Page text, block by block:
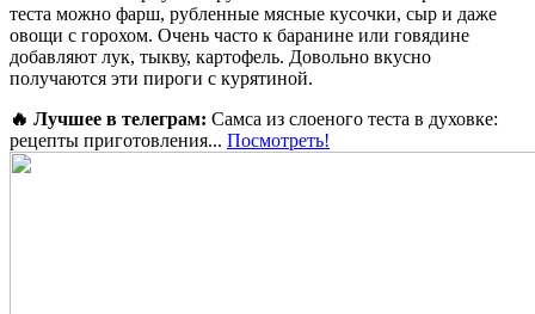
теста можно фарш, рубленные мясные кусочки, сыр и даже
овощи с горохом. Очень часто к баранине или говядине
добавляют лук, тыкву, картофель. Довольно вкусно
получаются эти пироги с курятиной.
🔥 Лучшее в телеграм: Самса из слоеного теста в духовке:
рецепты приготовления... Посмотреть!